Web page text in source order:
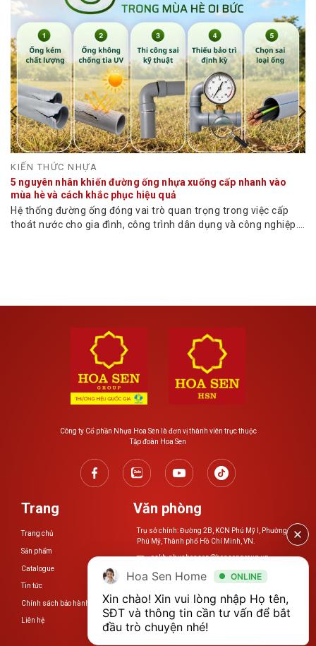
KIẾN THỨC NHỰA
5 nguyên nhân khiến đường ống nhựa xuống cấp nhanh vào
mùa hè và cách khắc phục hiệu quả
Hệ thống đường ống đóng vai trò quan trọng trong việc cấp
thoát nước cho gia đình, công trình dân dụng và công nghiệp.
Công ty Cổ phần Nhựa Hoa Sen là đơn vị thành viên trực thuộc
Tập đoàn Hoa Sen
Trang
Trang chủ
Sản phẩm
Catalogue
Tin tức
Chính sách bảo hành
Liên hệ
Văn phòng
Trụ sở chính: Đường 2B, KCN Phú Mỹ I, Phường
Phú Mỹ, Thành phố Hồ Chí Minh, VN.
cskh.nhuahoasen@hoasengroup.vn
0254 3923 888
www.nhuahoasen.vn
Hoa Sen Home ONLINE
Xin chào! Xin vui lòng nhập Họ tên,
SĐT và thông tin cần tư vấn để bắt
đầu trò chuyện nhé!